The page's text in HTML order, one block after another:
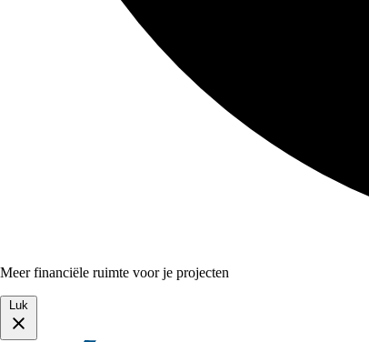
Meer financiële ruimte voor je projecten
Luk